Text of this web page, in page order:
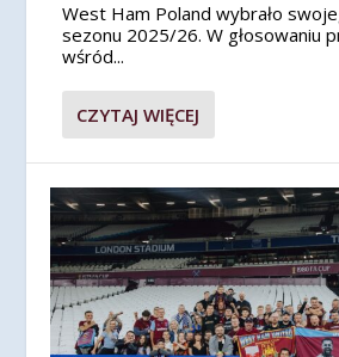
West Ham Poland wybrało
sezonu 2025/26. W głosowaniu
wśród...
CZYTAJ WIĘCEJ